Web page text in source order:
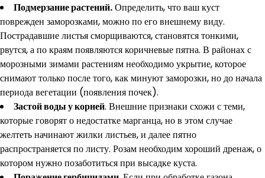
Подмерзание растений.Определить, что ваш куст
поврежден заморозками, можно по его внешнему виду.
Пострадавшие листья сморщиваются, становятся тонкими,
рвутся, а по краям появляются коричневые пятна. В районах с
морозными зимами растениям необходимо укрытие, которое
снимают только после того, как минуют заморозки, но до начала
периода вегетации (появления почек).
Застой воды у корней. Внешние признаки схожи с теми,
которые говорят о недостатке марганца, но в этом случае
желтеть начинают жилки листьев, и далее пятно
распространяется по листу. Розам необходим хороший дренаж, о
котором нужно позаботиться при высадке куста.